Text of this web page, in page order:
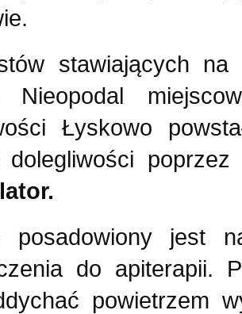
stawiających
Nieopodal
Łyskowo
dolegliwości
posadowiony jest
do apiterapii.
powietrzem